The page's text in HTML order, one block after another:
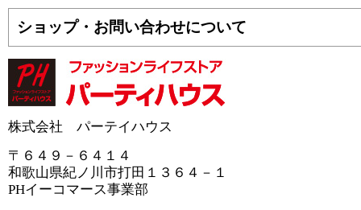
ショップ・お問い合わせについて
株式会社 パーテイハウス
〒６４９－６４１４
和歌山県紀ノ川市打田１３６４－１
PHイーコマース事業部